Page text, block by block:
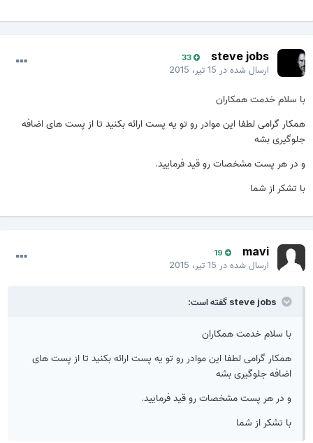
steve jobs
33
ارسال شده در15 تیر، 2015
با سلام خدمت همکاران
همکار گرامی لطفا این موادر رو تو یه پست ارائه بکنید تا از پست های اضافه
جلوگیری بشه
و در هر پست مشخصات رو قید فرمایید.
با تشکر از شما
mavi
19
ارسال شده در15 تیر، 2015
steve jobs گفته است:
با سلام خدمت همکاران
همکار گرامی لطفا این موادر رو تو یه پست ارائه بکنید تا از پست های
اضافه جلوگیری بشه
و در هر پست مشخصات رو قید فرمایید.
با تشکر از شما